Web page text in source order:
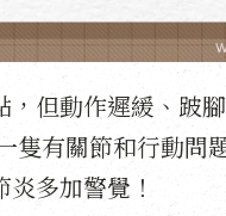
但動作遲緩、跛
隻有關節和行動問
多加警覺！